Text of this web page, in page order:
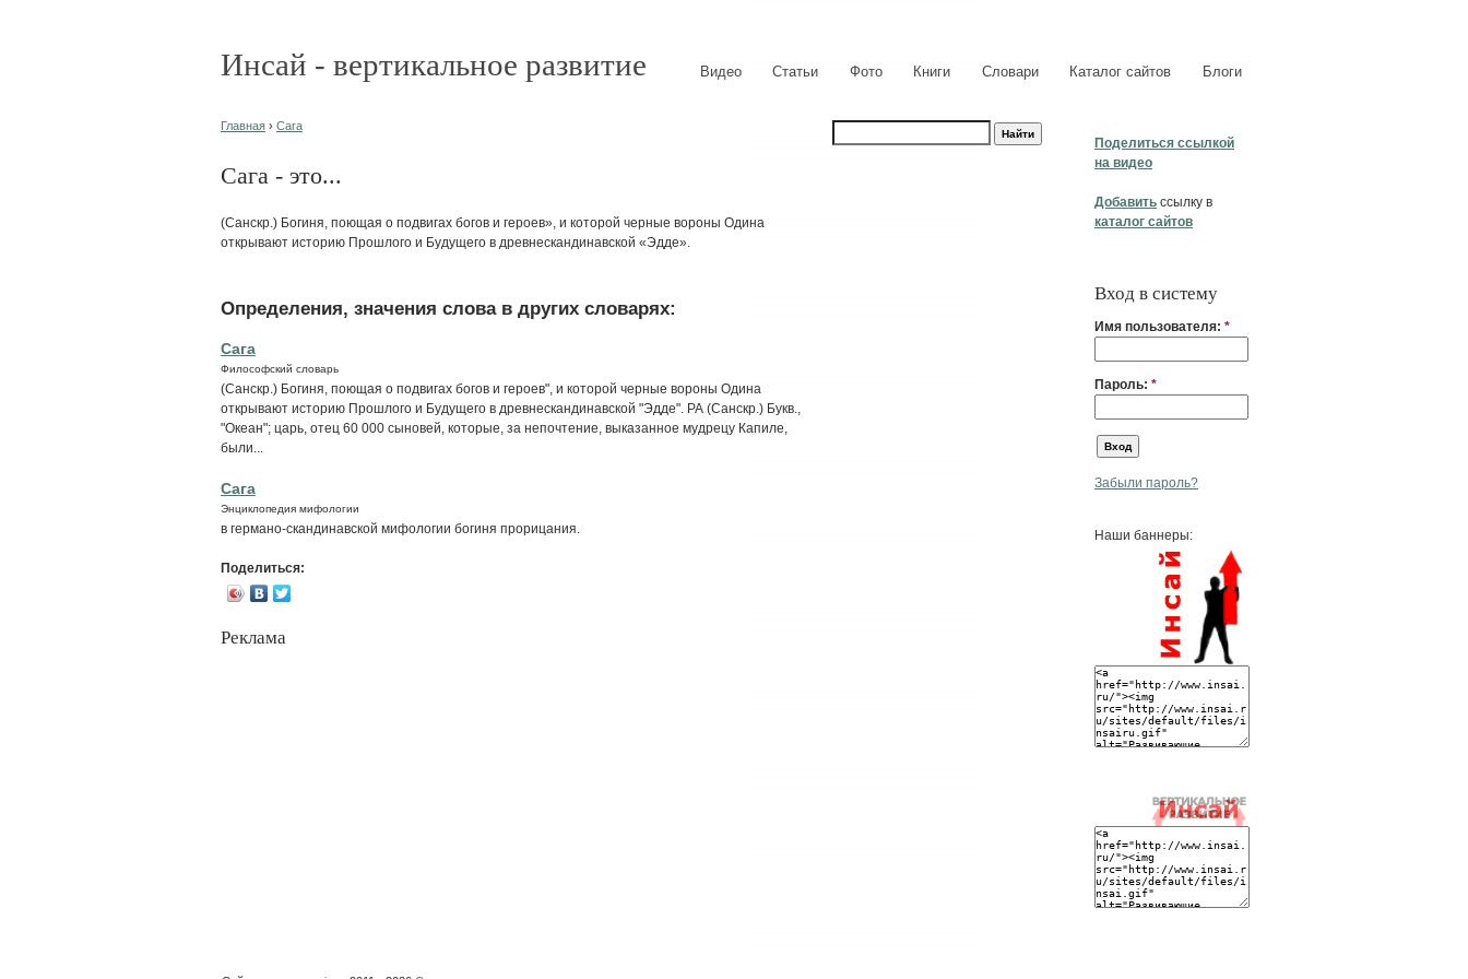
Инсай - вертикальное развитие Видео Статьи Фото Книги Словари Каталог сайтов Блоги
Поделиться ссылкой
на видео
Добавить ссылку в
каталог сайтов
Вход в систему
Имя пользователя: *
Пароль: *
Забыли пароль?
Наши баннеры:
Главная › Сага
Сага - это...
(Санскр.) Богиня, поющая о подвигах богов и героев», и которой черные вороны Одина
открывают историю Прошлого и Будущего в древнескандинавской «Эдде».
Определения, значения слова в других словарях:
Сага
Философский словарь
(Санскр.) Богиня, поющая о подвигах богов и героев", и которой черные вороны Одина
открывают историю Прошлого и Будущего в древнескандинавской "Эдде". РА (Санскр.) Букв.,
"Океан"; царь, отец 60 000 сыновей, которые, за непочтение, выказанное мудрецу Капиле,
были...
Сага
Энциклопедия мифологии
в германо-скандинавской мифологии богиня прорицания.
Поделиться:
Реклама